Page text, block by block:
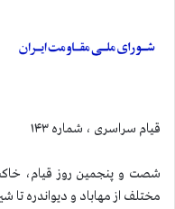
قيام سراسری ، شماره ۱۴۳
شصت و پنجمین روز قیام،
مختلف از مهاباد و ديواندره تا